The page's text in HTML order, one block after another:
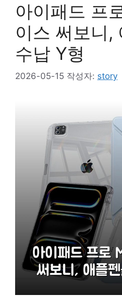
아이패드 프
이스 써보니,
수납 Y형
2026-05-15 작성자: story